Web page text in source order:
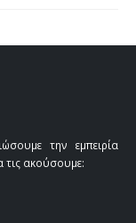
την εμπειρία
ακούσουμε: